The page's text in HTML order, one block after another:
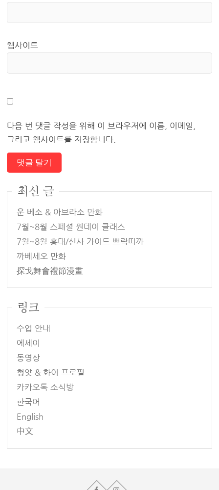
웹사이트
다음 번 댓글 작성을 위해 이 브라우저에 이름, 이메일,
그리고 웹사이트를 저장합니다.
최신 글
운 베소 & 아브라소 만화
7월~8월 스페셜 원데이 클래스
7월~8월 홍대/신사 가이드 쁘락띠까
까베세오 만화
探戈舞會禮節漫畫
링크
수업 안내
에세이
동영상
헝얏 & 화이 프로필
카카오톡 소식방
한국어
English
中文